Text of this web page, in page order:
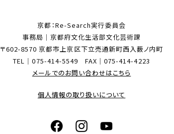
京都：Re-Search実行委員会
事務局｜京都府文化生活部文化芸術課
〒602-8570 京都市上京区下立売通新町西入薮ノ内町
TEL｜075-414-5549 FAX｜075-414-4223
メールでのお問い合わせはこちら
個人情報の取り扱いについて